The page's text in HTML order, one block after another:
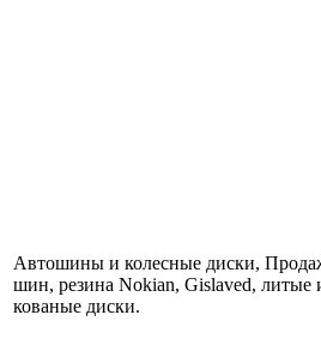
Автошины и колесные диски,
шин, резина Nokian, Gislaved, литые
кованые диски.